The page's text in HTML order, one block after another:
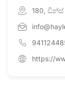
180, ඩීන්ස්
https://